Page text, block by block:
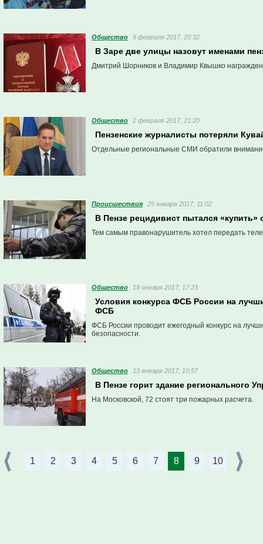
Общество 9 февраля 2017, 20:32
В Заре две улицы назовут именами
Дмитрий Шорников и Владимир Квышко
Общество 2 февраля 2017, 21:20
Пензенские журналисты потеряли
Отдельные региональные СМИ обратили
Проиcшествия 25 января 2017, 11:02
В Пензе рецидивист пытался «купить»
Тем самым правонарушитель хотел передать
Общество 19 января 2017, 17:23
Условия конкурса ФСБ России на
ФСБ
ФСБ России проводит ежегодный конкурс на
безопасности.
Общество 13 января 2017, 10:57
В Пензе горит здание регионального
На Московской, 72 стоят три пожарных расчета.
1 2 3 4 5 6 7 8 9 10